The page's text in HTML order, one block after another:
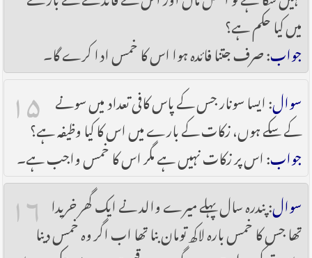
میں کیا حکم ہے؟
جواب: صرف جتنا فائدہ ہوا اس کا خمس ادا کرے گا۔
۱۵ سوال: ایسا سونار جس کے پاس کافی تعداد میں سونے
کے سکے ہوں، زکات کے بارے میں اس کا کیا وظیفہ ہے؟
جواب: اس پر زکات نہیں ہے مگر اس کا خمس واجب ہے۔
۱۶ سوال: پندرہ سال پہلے میرے والد نے ایک گھر خریدا
تھا جس کا خمس بارہ لاکھ تومان بنا تھا اب اگر وہ خمس دینا